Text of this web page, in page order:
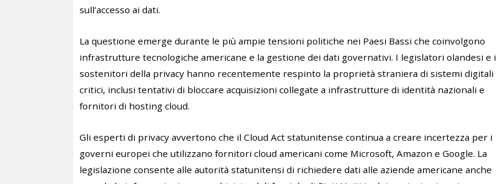
sull’accesso ai dati.
La questione emerge durante le più ampie tensioni politiche nei Paesi Bassi che coinvolgono
infrastrutture tecnologiche americane e la gestione dei dati governativi. I legislatori olandesi e i
sostenitori della privacy hanno recentemente respinto la proprietà straniera di sistemi digitali
critici, inclusi tentativi di bloccare acquisizioni collegate a infrastrutture di identità nazionali e
fornitori di hosting cloud.
Gli esperti di privacy avvertono che il Cloud Act statunitense continua a creare incertezza per i
governi europei che utilizzano fornitori cloud americani come Microsoft, Amazon e Google. La
legislazione consente alle autorità statunitensi di richiedere dati alle aziende americane anche